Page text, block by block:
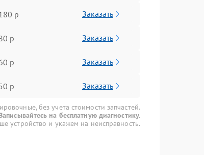
р Заказать
р Заказать
р Заказать
р Заказать
без учета стоимости запчастей.
на бесплатную диагностику.
устройство и укажем на неисправность.